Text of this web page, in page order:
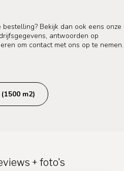
Bekijk dan ook eens onze
antwoorden op
om contact met ons op te nemen.
m2)
+ foto's